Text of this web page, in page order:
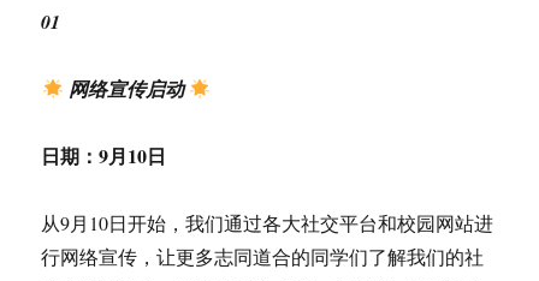
01
网络宣传启动
日期：9月10日
从9月10日开始，我们通过各大社交平台和校园网站进
行网络宣传，让更多志同道合的同学们了解我们的社